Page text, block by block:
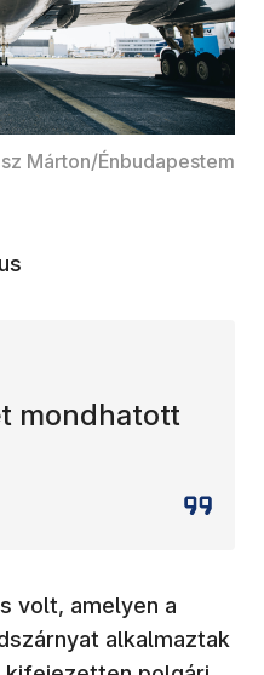
Márton/Énbudapestem
meg)
mondhatott
volt, amelyen a
alkalmaztak